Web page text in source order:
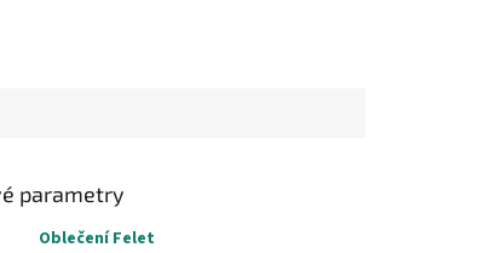
parametry
Oblečení Felet